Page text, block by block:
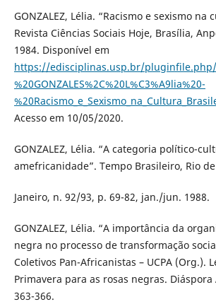
GONZALEZ, Lélia. “Racismo e sexismo na
Revista Ciências Sociais Hoje, Brasília,
1984. Disponível em
https://edisciplinas.usp.br/
%20GONZALES%2C%20L%C3%A9lia%20-
Acesso em 10/05/2020.
GONZALEZ, Lélia. “A categoria político-
amefricanidade”. Tempo Brasileiro, Rio de
Janeiro, n. 92/93, p. 69-82, jan./jun. 1988.
GONZALEZ, Lélia. “A importância da
negra no processo de transformação
Coletivos Pan-Africanistas – UCPA (Org.).
Primavera para as rosas negras.
363-366.